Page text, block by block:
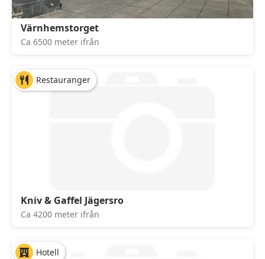
Värnhemstorget
Ca 6500 meter ifrån
Restauranger
Kniv & Gaffel Jägersro
Ca 4200 meter ifrån
Hotell